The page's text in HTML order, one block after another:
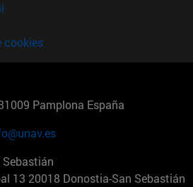
cookies
Pamplona España
13 20018 Donostia-San Sebastián